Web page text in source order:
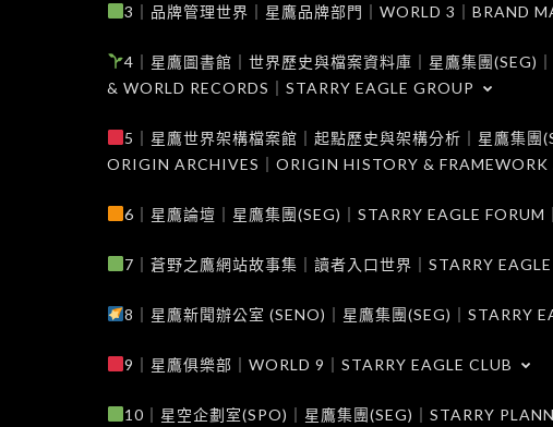
3｜品牌管理世界｜星鷹品牌部門｜WORLD 3｜BRAND
4｜星鷹圖書館｜世界歷史與檔案資料庫｜星鷹集團
& WORLD RECORDS｜STARRY EAGLE GROUP
5｜星鷹世界架構檔案館｜起點歷史與架構分析｜星鷹集
ORIGIN ARCHIVES｜ORIGIN HISTORY & FRAMEWORK
6｜星鷹論壇｜星鷹集團(SEG)｜STARRY EAGLE FORUM
7｜蒼野之鷹網站故事集｜讀者入口世界｜STARRY
8｜星鷹新聞辦公室 (SENO)｜星鷹集團(SEG)｜STARRY
9｜星鷹俱樂部｜WORLD 9｜STARRY EAGLE CLUB
10｜星空企劃室(SPO)｜星鷹集團(SEG)｜STARRY